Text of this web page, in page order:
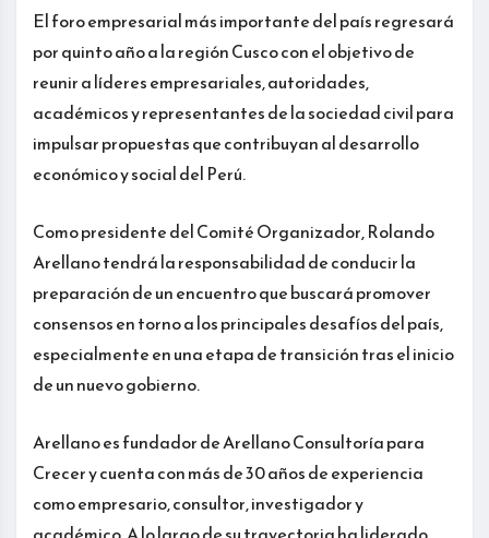
El foro empresarial más importante del país regresará
por quinto año a la región Cusco con el objetivo de
reunir a líderes empresariales, autoridades,
académicos y representantes de la sociedad civil para
impulsar propuestas que contribuyan al desarrollo
económico y social del Perú.
Como presidente del Comité Organizador, Rolando
Arellano tendrá la responsabilidad de conducir la
preparación de un encuentro que buscará promover
consensos en torno a los principales desafíos del país,
especialmente en una etapa de transición tras el inicio
de un nuevo gobierno.
Arellano es fundador de Arellano Consultoría para
Crecer y cuenta con más de 30 años de experiencia
como empresario, consultor, investigador y